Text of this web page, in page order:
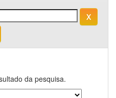
da pesquisa.